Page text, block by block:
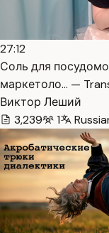
27:12
Соль для
маркетоло… —
Виктор Леший
3,239
1